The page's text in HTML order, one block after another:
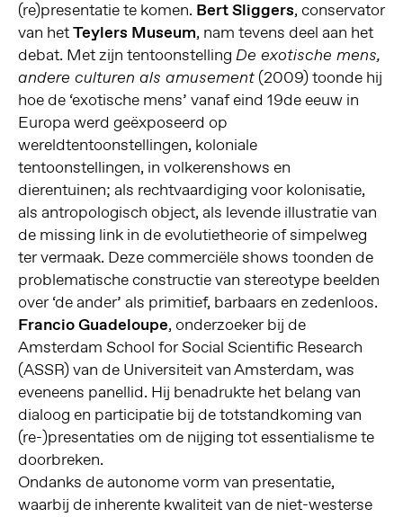
(re)presentatie te komen. Bert Sliggers, conservator
van hetTeylers Museum, nam tevens deel aan het
debat. Met zijn tentoonstelling De exotische mens,
andere culturen als amusement(2009) toonde hij
hoe de ‘exotische mens’ vanaf eind 19de eeuw in
Europa werd geëxposeerd op
wereldtentoonstellingen, koloniale
tentoonstellingen, in volkerenshows en
dierentuinen; als rechtvaardiging voor kolonisatie,
als antropologisch object, als levende illustratie van
de missing link in de evolutietheorie of simpelweg
ter vermaak. Deze commerciële shows toonden de
problematische constructie van stereotype beelden
over ‘de ander’ als primitief, barbaars en zedenloos.
Francio Guadeloupe, onderzoeker bij de
Amsterdam School for Social Scientific Research
(ASSR) van de Universiteit van Amsterdam, was
eveneens panellid. Hij benadrukte het belang van
dialoog en participatie bij de totstandkoming van
(re-)presentaties om de nijging tot essentialisme te
doorbreken.
Ondanks de autonome vorm van presentatie,
waarbij de inherente kwaliteit van de niet-westerse